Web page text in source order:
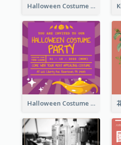
Halloween Costume Party Invitation
Halloween Costume Party Invitation